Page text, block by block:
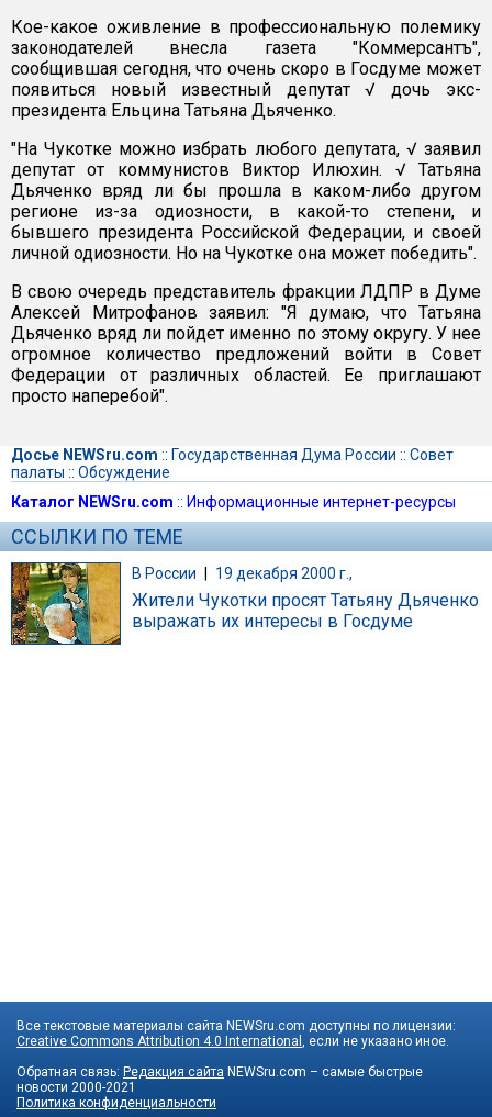
Кое-какое оживление в профессиональную полемику
законодателей внесла газета "Коммерсантъ",
сообщившая сегодня, что очень скоро в Госдуме может
появиться новый известный депутат √ дочь экс-
президента Ельцина Татьяна Дьяченко.
"На Чукотке можно избрать любого депутата, √ заявил
депутат от коммунистов Виктор Илюхин. √ Татьяна
Дьяченко вряд ли бы прошла в каком-либо другом
регионе из-за одиозности, в какой-то степени, и
бывшего президента Российской Федерации, и своей
личной одиозности. Но на Чукотке она может победить".
В свою очередь представитель фракции ЛДПР в Думе
Алексей Митрофанов заявил: "Я думаю, что Татьяна
Дьяченко вряд ли пойдет именно по этому округу. У нее
огромное количество предложений войти в Совет
Федерации от различных областей. Ее приглашают
просто наперебой".
Досье NEWSru.com :: Государственная Дума России :: Совет
палаты :: Обсуждение
Каталог NEWSru.com :: Информационные интернет-ресурсы
ССЫЛКИ ПО ТЕМЕ
В России | 19 декабря 2000 г.,
Жители Чукотки просят Татьяну Дьяченко
выражать их интересы в Госдуме
Все текстовые материалы сайта NEWSru.com доступны по лицензии:
Creative Commons Attribution 4.0 International
, если не указано иное.
Обратная связь: Редакция сайта NEWSru.com – самые быстрые
новости 2000-2021
Политика конфиденциальности